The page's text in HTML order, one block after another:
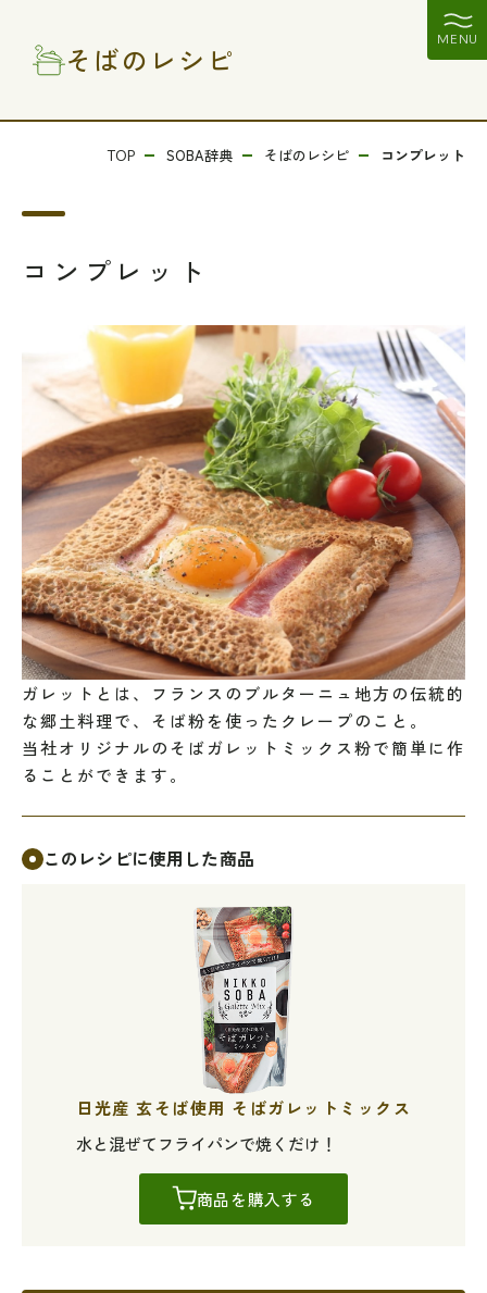
MENU
そばのレシピ
TOP SOBA辞典 そばのレシピ コンプレット
コンプレット
ガレットとは、フランスのブルターニュ地方の伝統的
な郷土料理で、そば粉を使ったクレープのこと。
当社オリジナルのそばガレットミックス粉で簡単に作
ることができます。
このレシピに使用した商品
日光産 玄そば使用 そばガレットミックス
水と混ぜてフライパンで焼くだけ！
商品を購入する